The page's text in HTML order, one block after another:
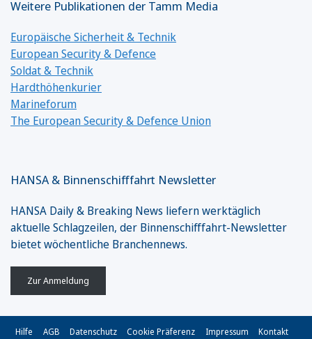
Weitere Publikationen der Tamm Media
Europäische Sicherheit & Technik
European Security & Defence
Soldat & Technik
Hardthöhenkurier
Marineforum
The European Security & Defence Union
HANSA & Binnenschifffahrt Newsletter
HANSA Daily & Breaking News liefern werktäglich
aktuelle Schlagzeilen, der Binnenschifffahrt-Newsletter
bietet wöchentliche Branchennews.
Zur Anmeldung
Hilfe AGB Datenschutz Cookie Präferenz Impressum Kontakt